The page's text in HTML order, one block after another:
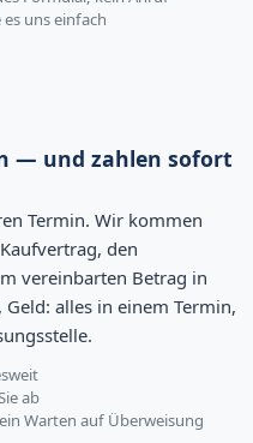
es uns einfach
— und zahlen sofort
Termin. Wir kommen
den
vereinbarten Betrag in
alles in einem Termin,
ab
Warten auf Überweisung